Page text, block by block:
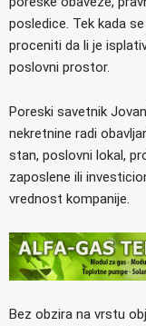
posledice. Tek kada
proceniti da li je
poslovni prostor.
Poreski savetnik
nekretnine radi
stan, poslovni lokal,
zaposlene ili
vrednost kompanije.
Bez obzira na vrstu